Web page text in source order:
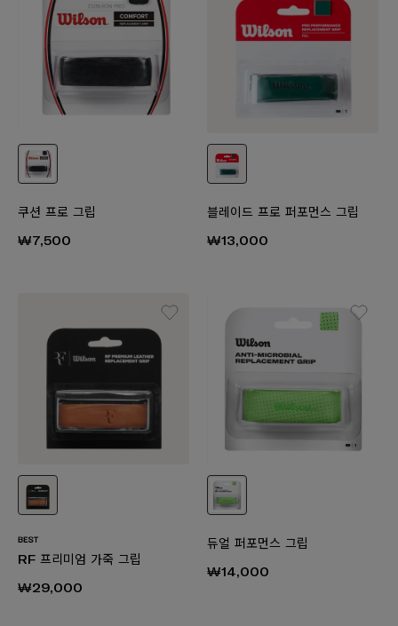
쿠션 프로 그립
₩7,500
블레이드 프로 퍼포먼스 그립
₩13,000
RF 프리미엄 가죽 그립
₩29,000
듀얼 퍼포먼스 그립
₩14,000